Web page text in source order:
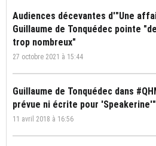
Audiences décevantes d'"Une
Guillaume de Tonquédec pointe
trop nombreux"
27 octobre 2021 à 15:44
Guillaume de Tonquédec dans
prévue ni écrite pour 'Speakerine'"
11 avril 2018 à 16:56